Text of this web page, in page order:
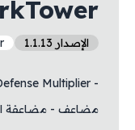
الإصدار 1.1.13
مضاعف - مضاعفة